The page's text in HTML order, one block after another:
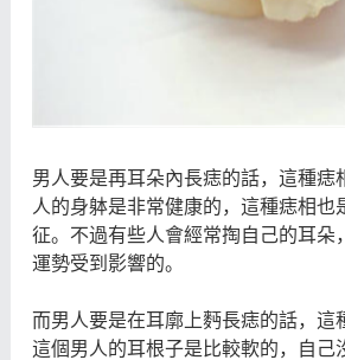
男人要是再耳朵內長痣的話，這種痣
人的身躰是非常健康的，這種痣相也
征。不過有些人會經常掏自己的耳朵
運勢受到影響的。
而男人要是在耳廓上麪長痣的話，這
這個男人的耳根子是比較軟的，自己